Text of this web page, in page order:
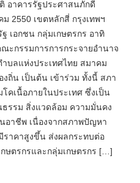
อาคารรัฐประศาสนภักดี
2550 เขตหลักสี่ กรุงเทพฯ
เอกชน กลุ่มเกษตรกร อาทิ
ะกรรมการการกระจายอำนาจ
บลแห่งประเทศไทย สมาคม
งถิ่น เป็นต้น เข้าร่วม ทั้งนี้ สภา
คเนื้อภายในประเทศ ซึ่งเป็น
รรม สิ่งแวดล้อม ความมั่นคง
อาชีพ เนื่องจากสภาพปัญหา
าคาสูงขึ้น ส่งผลกระทบต่อ
กษตรกรและกลุ่มเกษตรกร […]